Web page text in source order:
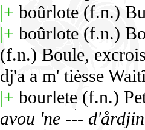
|+ boûrlote (f.n.)
|+ boûrlote (f.n.)
(f.n.) Boule,
dj'a a m' tièsse
|+ bourlete (f.n.)
avou 'ne ---